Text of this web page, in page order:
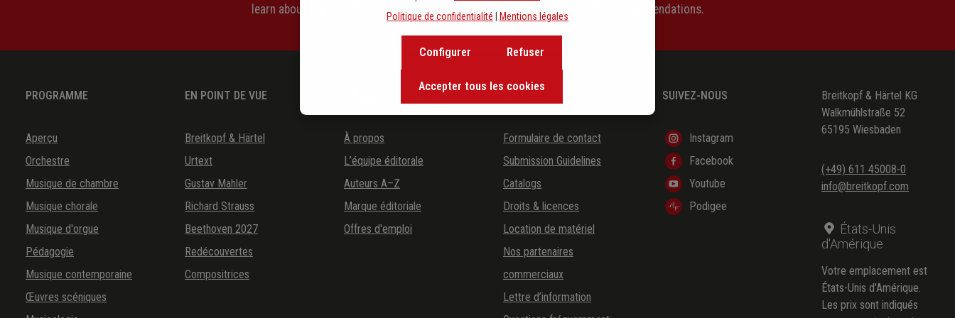
learn about the background of music and become inspired with exclusive recommendations.
PROGRAMME
Aperçu
Orchestre
Musique de chambre
Musique chorale
Musique d'orgue
Pédagogie
Musique contemporaine
Œuvres scéniques
EN POINT DE VUE
Breitkopf & Härtel
Urtext
Gustav Mahler
Richard Strauss
Beethoven 2027
Redécouvertes
Compositrices
LA MAISON D'ÉDITION
À propos
L’équipe éditorale
Auteurs A–Z
Marque éditoriale
Offres d'emploi
Formulaire de contact
Submission Guidelines
Catalogs
Droits & licences
Location de matériel
Nos partenaires
commerciaux
Lettre d’information
SUIVEZ-NOUS
Instagram
Facebook
Youtube
Podigee
Breitkopf & Härtel KG
Walkmühlstraße 52
65195 Wiesbaden
(+49) 611 45008-0
info@breitkopf.com
États-Unis
d'Amérique
Votre emplacement est
États-Unis d'Amérique.
Les prix sont indiqués
Politique de confidentialité
Mentions légales
Refuser
Configurer
Accepter tous les cookies